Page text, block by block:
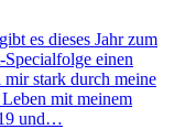
es dieses Jahr zum
Specialfolge einen
stark durch meine
mit meinem
und…